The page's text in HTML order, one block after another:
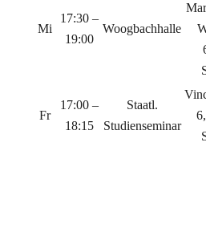
Mi
17:30 –
19:00
Woogbachhalle
Fr
17:00 –
18:15
Staatl.
Studienseminar